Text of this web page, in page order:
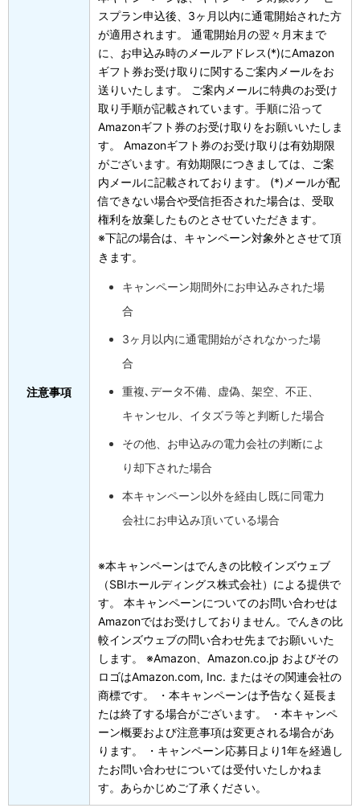
注意事項
スプラン申込後、3ヶ月以内に通電開始された方
が適用されます。 通電開始月の翌々月末まで
に、お申込み時のメールアドレス(*)にAmazon
ギフト券お受け取りに関するご案内メールをお
送りいたします。 ご案内メールに特典のお受け
取り手順が記載されています。手順に沿って
Amazonギフト券のお受け取りをお願いいたしま
す。 Amazonギフト券のお受け取りは有効期限
がございます。有効期限につきましては、ご案
内メールに記載されております。 (*)メールが配
信できない場合や受信拒否された場合は、受取
権利を放棄したものとさせていただきます。
※下記の場合は、キャンペーン対象外とさせて頂
きます。
キャンペーン期間外にお申込みされた場
合
3ヶ月以内に通電開始がされなかった場
合
重複､データ不備、虚偽、架空、不正、
キャンセル、イタズラ等と判断した場合
その他、お申込みの電力会社の判断によ
り却下された場合
本キャンペーン以外を経由し既に同電力
会社にお申込み頂いている場合
※本キャンペーンはでんきの比較インズウェブ
（SBIホールディングス株式会社）による提供で
す。 本キャンペーンについてのお問い合わせは
Amazonではお受けしておりません。でんきの比
較インズウェブの問い合わせ先までお願いいた
します。 ※Amazon、Amazon.co.jp およびその
ロゴはAmazon.com, Inc. またはその関連会社の
商標です。 ・本キャンペーンは予告なく延長ま
たは終了する場合がございます。 ・本キャンペ
ーン概要および注意事項は変更される場合があ
ります。 ・キャンペーン応募日より1年を経過し
たお問い合わせについては受付いたしかねま
す。あらかじめご了承ください。